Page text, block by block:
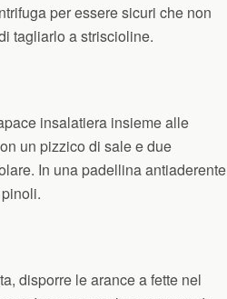
per essere sicuri che non
tagliarlo a striscioline.
insalatiera insieme alle
un pizzico di sale e due
In una padellina antiaderente
disporre le arance a fette nel